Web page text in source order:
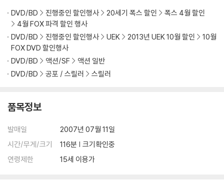
DVD/BD 진행중인 할인행사 20세기 폭스 할인
폭스 4월 할인
4월 FOX 파격 할인 행사
DVD/BD
진행중인 할인행사 UEK 2013년 UEK 10월 할인
10월
FOX DVD 할인행사
DVD/BD
액션/SF
액션 일반
DVD/BD
공포 / 스릴러 스릴러
품목정보
발매일
2007년 07월 11일
시간/무게/크기
116분 | 크기확인중
연령제한
15세 이용가